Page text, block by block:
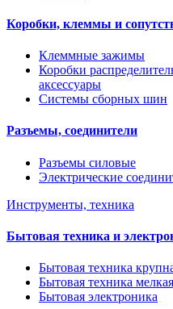
Коробки, клеммы и
Клеммные зажимы
Коробки
аксессуары
Системы сборных шин
Разъемы, соединители
Разъемы силовые
Электрические
Инструменты, техника
Бытовая техника и
Бытовая техника
Бытовая техника мелкая
Бытовая электроника